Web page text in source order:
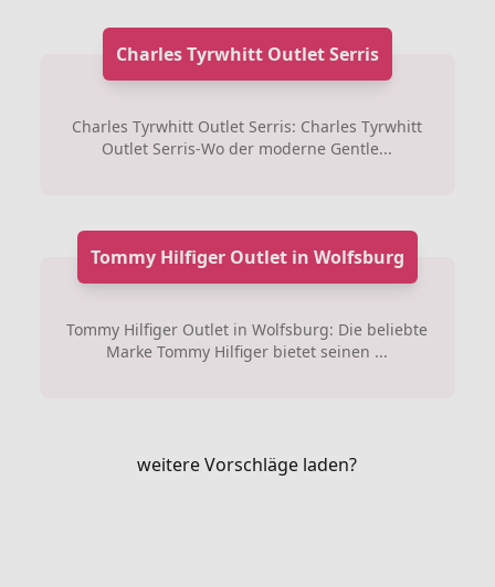
Charles Tyrwhitt Outlet Serris
Charles Tyrwhitt Outlet Serris: Charles Tyrwhitt
Outlet Serris-Wo der moderne Gentle...
Tommy Hilfiger Outlet in Wolfsburg
Tommy Hilfiger Outlet in Wolfsburg: Die beliebte
Marke Tommy Hilfiger bietet seinen ...
weitere Vorschläge laden?